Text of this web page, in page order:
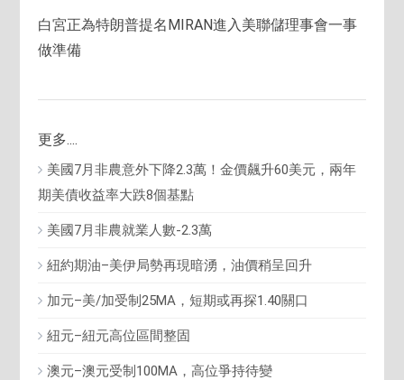
白宮正為特朗普提名MIRAN進入美聯儲理事會一事
做準備
更多....
美國7月非農意外下降2.3萬！金價飆升60美元，兩年
期美債收益率大跌8個基點
美國7月非農就業人數-2.3萬
紐約期油–美伊局勢再現暗湧，油價稍呈回升
加元–美/加受制25MA，短期或再探1.40關口
紐元–紐元高位區間整固
澳元–澳元受制100MA，高位爭持待變